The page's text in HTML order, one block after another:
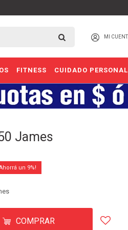
FITNESS CUIDADO PERSONAL
James
9
COMPRAR